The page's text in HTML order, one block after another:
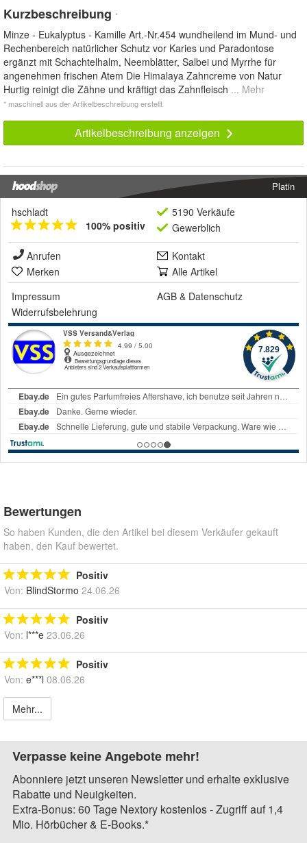
Kurzbeschreibung *
Minze - Eukalyptus - Kamille Art.-Nr.454 wundheilend im Mund- und
Rechenbereich natürlicher Schutz vor Karies und Paradontose
ergänzt mit Schachtelhalm, Neemblätter, Salbei und Myrrhe für
angenehmen frischen Atem Die Himalaya Zahncreme von Natur
Hurtig reinigt die Zähne und kräftigt das Zahnfleisch ... Mehr
* maschinell aus der Artikelbeschreibung erstellt
Artikelbeschreibung anzeigen
Platin
hschladt
100% positiv
5190 Verkäufe
Gewerblich
Anrufen
Kontakt
Merken
Alle Artikel
Impressum
AGB & Datenschutz
Widerrufsbelehrung
Bewertungen
So haben Kunden, die den Artikel bei diesem Verkäufer gekauft
haben, den Kauf bewertet.
Positiv
Von: BlindStormo 24.06.26
Positiv
Von: l***e 23.06.26
Positiv
Von: e***l 08.06.26
Mehr...
Verpasse keine Angebote mehr!
Abonniere jetzt unseren Newsletter und erhalte exklusive
Rabatte und Neuigkeiten.
Extra-Bonus: 60 Tage Nextory kostenlos - Zugriff auf 1,4
Mio. Hörbücher & E-Books.*